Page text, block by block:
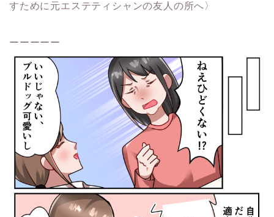
すために元エステティシャンの友人の所へ〉
ーーーーー